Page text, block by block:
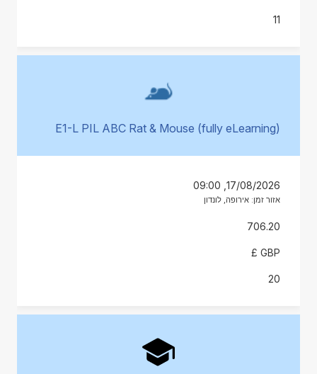
E1-L PIL ABC Rat & Mouse (fully eLearning)
17/08/2026, 09:00
אזור זמן: אירופה, לונדון
706.20
GBP £